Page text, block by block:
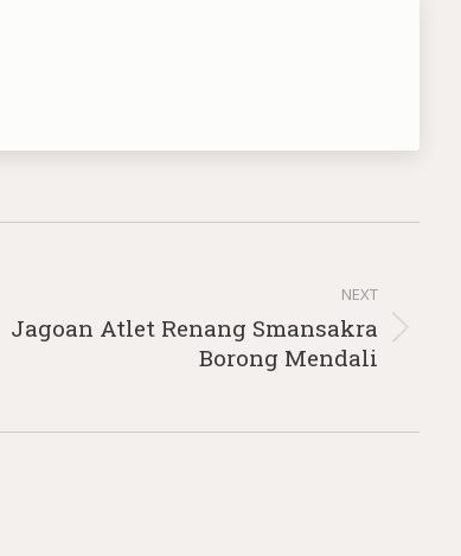
NEXT
Jagoan Atlet Renang Smansakra
Borong Mendali